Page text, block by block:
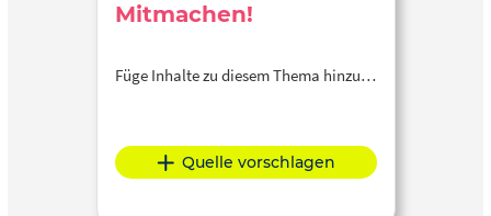
Mitmachen!
Füge Inhalte zu diesem Thema hinzu…
Quelle vorschlagen